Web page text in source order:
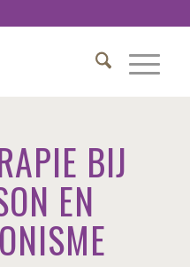
BIJ
EN